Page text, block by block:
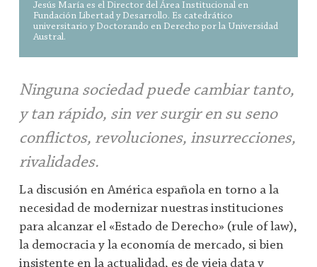
Ninguna sociedad puede cambiar tanto,
y tan rápido, sin ver surgir en su seno
conﬂictos, revoluciones, insurrecciones,
rivalidades.
La discusión en América española en torno a la
necesidad de modernizar nuestras instituciones
para alcanzar el «Estado de Derecho» (rule of law),
la democracia y la economía de mercado, si bien
insistente en la actualidad, es de vieja data y
Jesús María es el Director del Área Institucional en
Fundación Libertad y Desarrollo. Es catedrático
universitario y Doctorando en Derecho por la Universidad
Austral.